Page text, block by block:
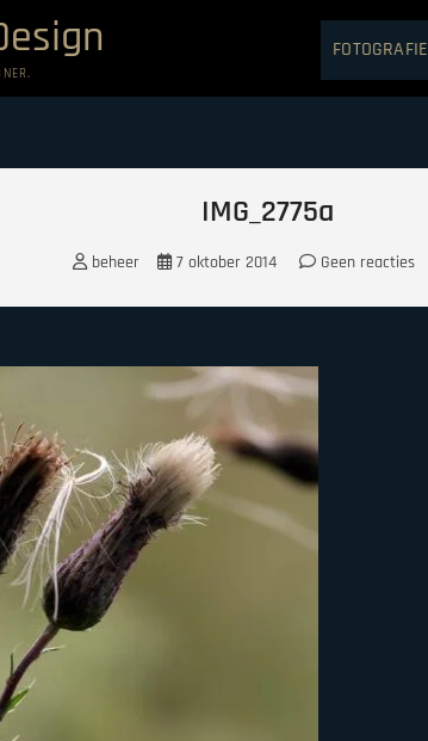
FOTOGRAFIE
IMG_2775a
beheer 7 oktober 2014 Geen reacties